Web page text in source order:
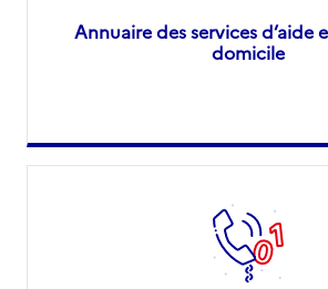
Annuaire des services d’aide
domicile